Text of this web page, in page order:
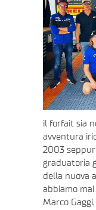
il forfait sia
avventura
2003
graduatoria
della nuova
abbiamo
Marco